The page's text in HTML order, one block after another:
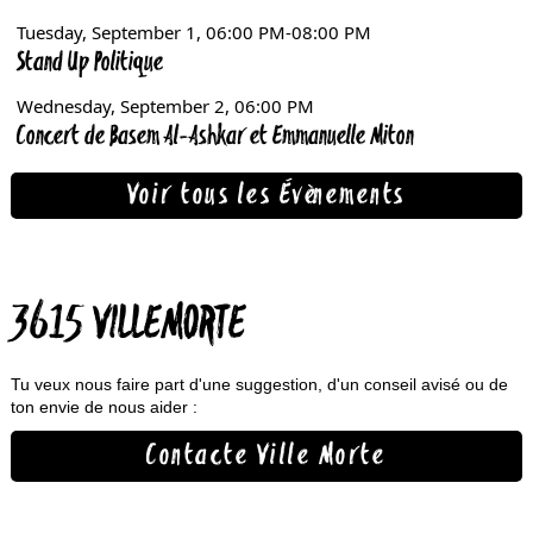
Voir tous les Évènements
3615 VILLEMORTE
Tu veux nous faire part d'une suggestion, d'un conseil avisé ou de
ton envie de nous aider :
Contacte Ville Morte